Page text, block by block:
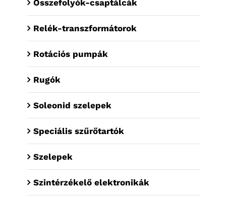
Összefolyók-csaptálcák
Relék-transzformátorok
Rotációs pumpák
Rugók
Soleonid szelepek
Speciális szűrőtartók
Szelepek
Szintérzékelő elektronikák